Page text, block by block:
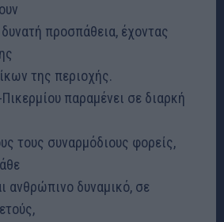
προσπάθεια, έχοντας
της περιοχής.
παραμένει σε διαρκή
τους συναρμόδιους φορείς,
ανθρώπινο δυναμικό, σε